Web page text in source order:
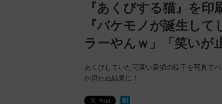
『あくびする猫』を
『バケモノが誕生し
ラーやんｗ」「笑いが
あくびしていた可愛い愛猫の様子を写真で
が思わぬ結果に！